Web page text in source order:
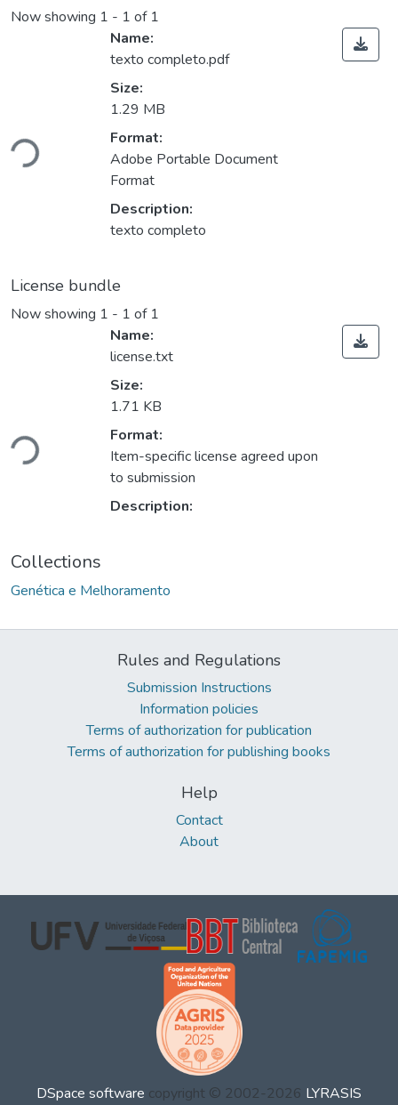
Now showing 1 - 1 of 1
Loading...
Name:
texto completo.pdf
Size:
1.29 MB
Format:
Adobe Portable Document
Format
Description:
texto completo
License bundle
Now showing 1 - 1 of 1
Loading...
Name:
license.txt
Size:
1.71 KB
Format:
Item-specific license agreed upon
to submission
Description:
Collections
Genética e Melhoramento
Rules and Regulations
Submission Instructions
Information policies
Terms of authorization for publication
Terms of authorization for publishing books
Help
Contact
About
DSpace software copyright © 2002-2026 LYRASIS